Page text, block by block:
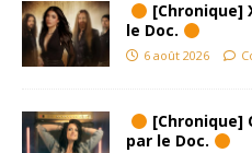
[Chronique]
le Doc.
6 août 2026
[Chronique]
par le Doc.